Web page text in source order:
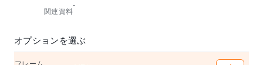
関連資料
-
オプションを選ぶ